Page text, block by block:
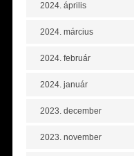
2024. április
2024. március
2024. február
2024. január
2023. december
2023. november